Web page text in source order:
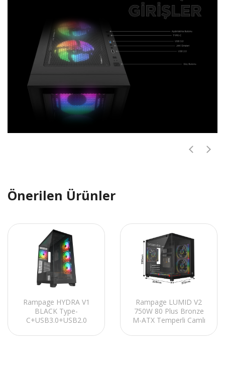
Önerilen Ürünler
Rampage HYDRA V1
BLACK Type-
C+USB3.0+USB2.0
ATX Exclusive Gaming
Rampage LUMID V2
750W 80 Plus Bronze
M-ATX Temperli Camlı
Siyah Oyuncu Kasası